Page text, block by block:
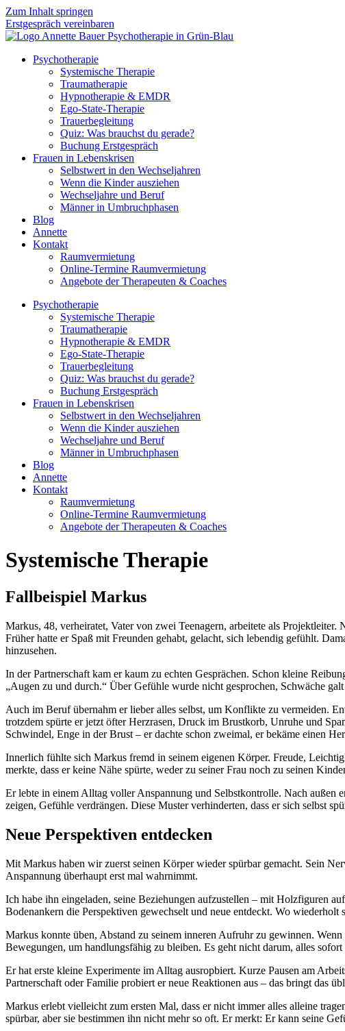
Zum Inhalt springen
Erstgespräch vereinbaren
Psychotherapie
Systemische Therapie
Traumatherapie
Hypnotherapie & EMDR
Ego-State-Therapie
Trauerbegleitung
Quiz: Was brauchst du gerade?
Buchung Erstgespräch
Frauen in Lebenskrisen
Selbstwert in den Wechseljahren
Wenn die Kinder ausziehen
Wechseljahre und Beruf
Männer in Umbruchphasen
Blog
Annette
Kontakt
Raumvermietung
Online-Termine Raumvermietung
Angebote der Therapeuten & Coaches
Psychotherapie
Systemische Therapie
Traumatherapie
Hypnotherapie & EMDR
Ego-State-Therapie
Trauerbegleitung
Quiz: Was brauchst du gerade?
Buchung Erstgespräch
Frauen in Lebenskrisen
Selbstwert in den Wechseljahren
Wenn die Kinder ausziehen
Wechseljahre und Beruf
Männer in Umbruchphasen
Blog
Annette
Kontakt
Raumvermietung
Online-Termine Raumvermietung
Angebote der Therapeuten & Coaches
Systemische Therapie
Fallbeispiel Markus
Markus, 48, verheiratet, Vater von zwei Teenagern, arbeitete als
Früher hatte er Spaß mit Freunden gehabt, gelacht, sich lebendig gefühlt.
hinzusehen.
In der Partnerschaft kam er kaum zu echten Gesprächen. Schon kleine
„Augen zu und durch.“ Über Gefühle wurde nicht gesprochen, Schwäche
Auch im Beruf übernahm er lieber alles selbst, um Konflikte zu vermeiden.
trotzdem spürte er jetzt öfter Herzrasen, Druck im Brustkorb, Unruhe und
Schwindel, Enge in der Brust – er dachte schon zweimal, er bekäme einen
Innerlich fühlte sich Markus fremd in seinem eigenen Körper. Freude,
merkte, dass er keine Nähe spürte, weder zu seiner Frau noch zu seinen
Er lebte in einem Alltag voller Anspannung und Selbstkontrolle. Nach außen
zeigen, Gefühle verdrängen. Diese Muster verhinderten, dass er sich selbst
Neue Perspektiven entdecken
Mit Markus haben wir zuerst seinen Körper wieder spürbar gemacht. Sein
Anspannung überhaupt erst mal wahrnimmt.
Ich habe ihn eingeladen, seine Beziehungen aufzustellen – mit Holzfiguren
Bodenankern die Perspektiven gewechselt und neue entdeckt. Wo
Markus konnte üben, Abstand zu seinem inneren Aufruhr zu gewinnen.
Bewegungen, um handlungsfähig zu bleiben. Es geht nicht darum, alles
Er hat erste kleine Experimente im Alltag ausropbiert. Kurze Pausen am
Partnerschaft oder Familie probiert er neue Reaktionen aus – das bringt das
Markus erlebt vielleicht zum ersten Mal, dass er nicht immer alles alleine
spürbar, aber sie bestimmen ihn nicht mehr so oft. Er merkt: Er kann seine